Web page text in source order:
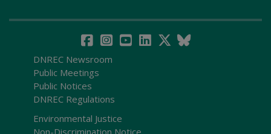
DNREC Newsroom
Public Meetings
Public Notices
DNREC Regulations
Environmental Justice
Non-Discrimination Notice